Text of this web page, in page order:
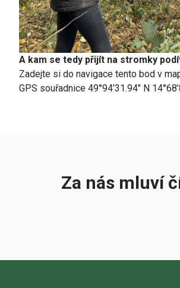
A kam se tedy přijít na stromky
Zadejte si do navigace tento bod v
GPS souřadnice 49°94’31.94″ N
Za nás mluví